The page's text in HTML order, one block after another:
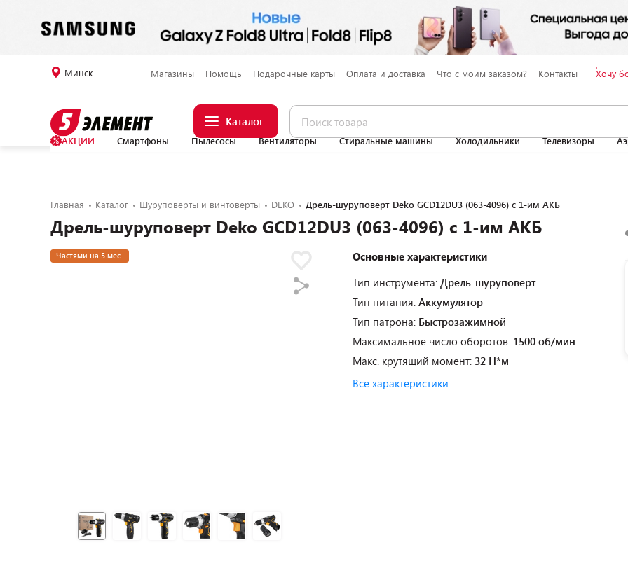
Минск Магазины Помощь Подарочные карты Оплата и доставка Что с моим заказом? Контакты Хочу
Каталог
АКЦИИ Смартфоны Пылесосы Вентиляторы Стиральные машины Холодильники Телевизоры
Главная Каталог Шуруповерты и винтоверты DEKO Дрель-шуруповерт Deko GCD12DU3 (063-4096) с 1-им АКБ
Дрель-шуруповерт Deko GCD12DU3 (063-4096) с 1-им АКБ
Частями на 5 мес.
Основные характеристики
Тип инструмента: Дрель-шуруповерт
Тип питания: Аккумулятор
Тип патрона: Быстрозажимной
Максимальное число оборотов: 1500 об/мин
Макс. крутящий момент: 32 Н*м
Все характеристики